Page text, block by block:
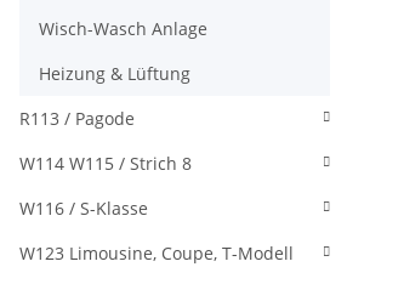
Wisch-Wasch Anlage
Heizung & Lüftung
R113 / Pagode
W114 W115 / Strich 8
W116 / S-Klasse
W123 Limousine, Coupe, T-Modell